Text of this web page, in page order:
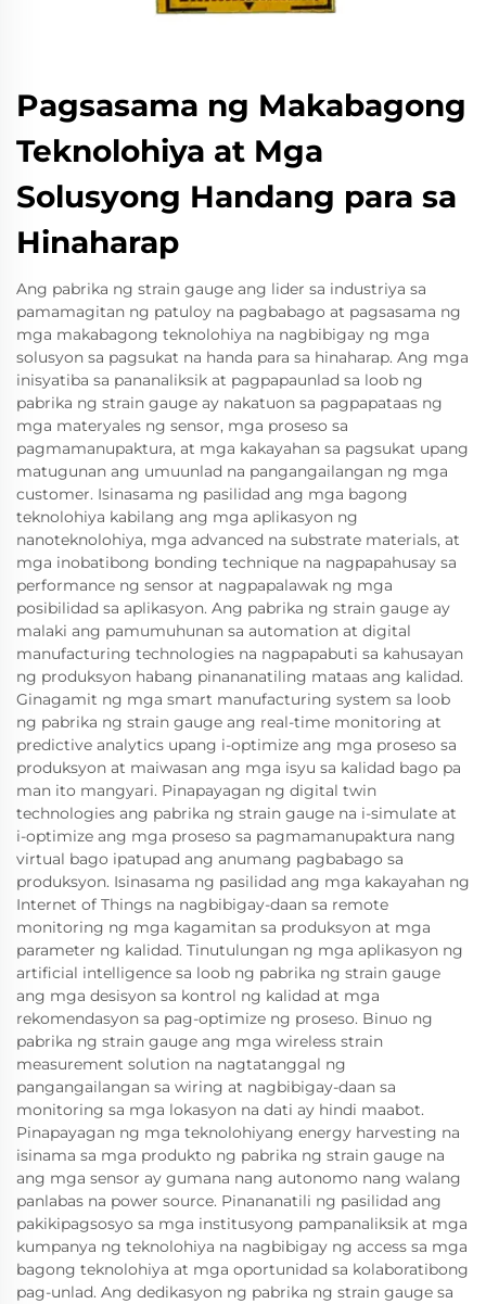
Pagsasama ng Makabagong
Teknolohiya at Mga
Solusyong Handang para sa
Hinaharap
Ang pabrika ng strain gauge ang lider sa industriya sa
pamamagitan ng patuloy na pagbabago at pagsasama ng
mga makabagong teknolohiya na nagbibigay ng mga
solusyon sa pagsukat na handa para sa hinaharap. Ang mga
inisyatiba sa pananaliksik at pagpapaunlad sa loob ng
pabrika ng strain gauge ay nakatuon sa pagpapataas ng
mga materyales ng sensor, mga proseso sa
pagmamanupaktura, at mga kakayahan sa pagsukat upang
matugunan ang umuunlad na pangangailangan ng mga
customer. Isinasama ng pasilidad ang mga bagong
teknolohiya kabilang ang mga aplikasyon ng
nanoteknolohiya, mga advanced na substrate materials, at
mga inobatibong bonding technique na nagpapahusay sa
performance ng sensor at nagpapalawak ng mga
posibilidad sa aplikasyon. Ang pabrika ng strain gauge ay
malaki ang pamumuhunan sa automation at digital
manufacturing technologies na nagpapabuti sa kahusayan
ng produksyon habang pinananatiling mataas ang kalidad.
Ginagamit ng mga smart manufacturing system sa loob
ng pabrika ng strain gauge ang real-time monitoring at
predictive analytics upang i-optimize ang mga proseso sa
produksyon at maiwasan ang mga isyu sa kalidad bago pa
man ito mangyari. Pinapayagan ng digital twin
technologies ang pabrika ng strain gauge na i-simulate at
i-optimize ang mga proseso sa pagmamanupaktura nang
virtual bago ipatupad ang anumang pagbabago sa
produksyon. Isinasama ng pasilidad ang mga kakayahan ng
Internet of Things na nagbibigay-daan sa remote
monitoring ng mga kagamitan sa produksyon at mga
parameter ng kalidad. Tinutulungan ng mga aplikasyon ng
artificial intelligence sa loob ng pabrika ng strain gauge
ang mga desisyon sa kontrol ng kalidad at mga
rekomendasyon sa pag-optimize ng proseso. Binuo ng
pabrika ng strain gauge ang mga wireless strain
measurement solution na nagtatanggal ng
pangangailangan sa wiring at nagbibigay-daan sa
monitoring sa mga lokasyon na dati ay hindi maabot.
Pinapayagan ng mga teknolohiyang energy harvesting na
isinama sa mga produkto ng pabrika ng strain gauge na
ang mga sensor ay gumana nang autonomo nang walang
panlabas na power source. Pinananatili ng pasilidad ang
pakikipagsosyo sa mga institusyong pampanaliksik at mga
kumpanya ng teknolohiya na nagbibigay ng access sa mga
bagong teknolohiya at mga oportunidad sa kolaboratibong
pag-unlad. Ang dedikasyon ng pabrika ng strain gauge sa